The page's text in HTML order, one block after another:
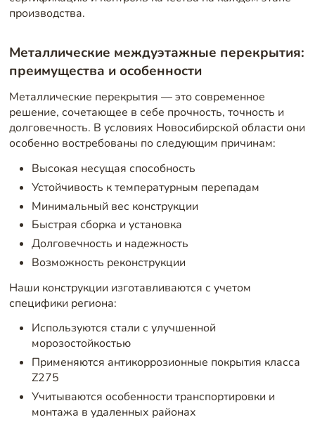
производства.
Металлические междуэтажные перекрытия:
преимущества и особенности
Металлические перекрытия — это современное
решение, сочетающее в себе прочность, точность и
долговечность. В условиях Новосибирской области они
особенно востребованы по следующим причинам:
Высокая несущая способность
Устойчивость к температурным перепадам
Минимальный вес конструкции
Быстрая сборка и установка
Долговечность и надежность
Возможность реконструкции
Наши конструкции изготавливаются с учетом
специфики региона:
Используются стали с улучшенной
морозостойкостью
Применяются антикоррозионные покрытия класса
Z275
Учитываются особенности транспортировки и
монтажа в удаленных районах